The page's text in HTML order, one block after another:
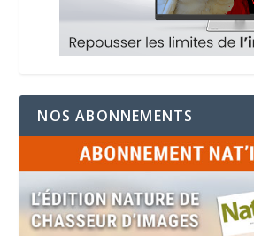
NOS ABONNEMENTS